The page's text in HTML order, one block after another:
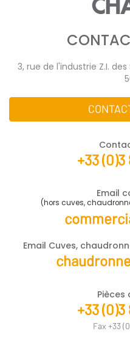
3, rue de l'industrie Z.I. des
+33 (0)3
Email
(hors cuves,
Email Cuves,
Pièces
+33 (0)3
Fax +33